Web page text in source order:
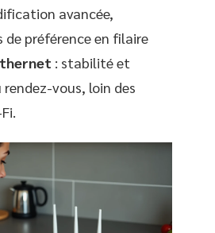
avancée,
préférence en filaire
: stabilité et
vous, loin des